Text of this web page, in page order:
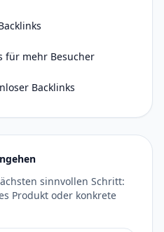
für mehr Besucher
Backlinks
sinnvollen Schritt:
Produkt oder konkrete